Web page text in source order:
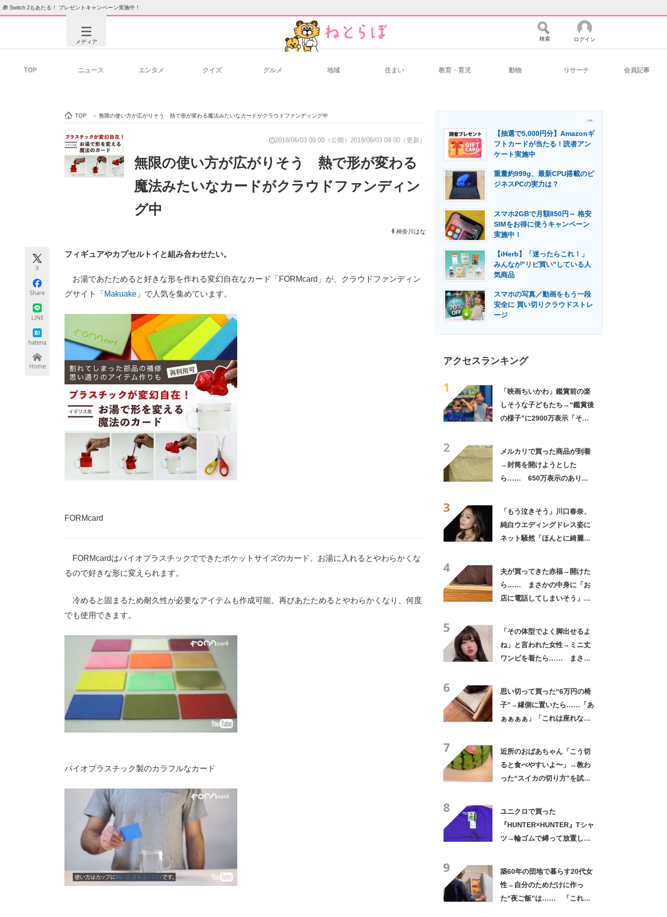
🎁 Switch 2もあたる！ プレゼントキャンペーン実施中！
メディア
ビジネスと働き方のヒント 経営リーダーのコミュニティ マーケ×ITの今がよく分かる
ITエンジニア向け専門サイト 企業向けIT製品の総合サイト IT製品の技術・比較・事例 製造業のIT導入・活用を支援
エネルギーの専門メディア 建設×テクノロジーの最前線
ちょっと気になるネットの話題
検索 ログイン
TOP ニュース エンタメ クイズ グルメ 地域 住まい 教育・育児 動物 リサーチ 会員記事
TOP > 無限の使い方が広がりそう 熱で形が変わる魔法みたいなカードがクラウドファンディング中
2018/06/03 09:00（公開） 2018/06/03 09:00（更新）
無限の使い方が広がりそう 熱で形が変わる
魔法みたいなカードがクラウドファンディン
グ中
神奈川はな
X
Share
LINE
hatena
Home
フィギュアやカプセルトイと組み合わせたい。
お湯であたためると好きな形を作れる変幻自在なカード「FORMcard」が、クラウドファンディン
グサイト「 Makuake 」で人気を集めています。
FORMcard
FORMcardはバイオプラスチックでできたポケットサイズのカード。お湯に入れるとやわらかくな
るので好きな形に変えられます。
冷めると固まるため耐久性が必要なアイテムも作成可能。再びあたためるとやわらかくなり、何度
でも使用できます。
バイオプラスチック製のカラフルなカード
- PR -
【抽選で5,000円分】Amazonギ
フトカードが当たる！読者アン
ケート実施中
重量約999g、最新CPU搭載のビ
ジネスPCの実力は？
スマホ2GBで月額850円～ 格安
SIMをお得に使うキャンペーン
実施中！
【iHerb】「迷ったらこれ！」
みんなが"リピ買い"している人
気商品
スマホの写真／動画をもう一段
安全に 買い切りクラウドストレ
ージ
アクセスランキング
1
「映画ちいかわ」鑑賞前の楽
しそうな子どもたち→“鑑賞後
の様子”に2900万表示「そう
2
メルカリで買った商品が到着
→封筒を開けようとした
ら…… 650万表示のありえ
3
「もう泣きそう」川口春奈、
純白ウエディングドレス姿に
ネット騒然「ほんとに綺麗」
4
夫が買ってきた赤福→開けた
ら…… まさかの中身に「お
店に電話してしまいそう」
5
「その体型でよく脚出せるよ
ね」と言われた女性→ミニ丈
ワンピを着たら…… まさか
6
思い切って買った“6万円の椅
子”→縁側に置いたら……「あ
ぁぁぁぁ」「これは座れな
7
近所のおばあちゃん「こう切
ると食べやすいよ〜」→教わ
った“スイカの切り方”を試し
8
ユニクロで買った
『HUNTER×HUNTER』Tシャ
ツ→輪ゴムで縛って放置した
9
築60年の団地で暮らす20代女
性→自分のためだけに作っ
た“夜ご飯”は…… 「これぞ